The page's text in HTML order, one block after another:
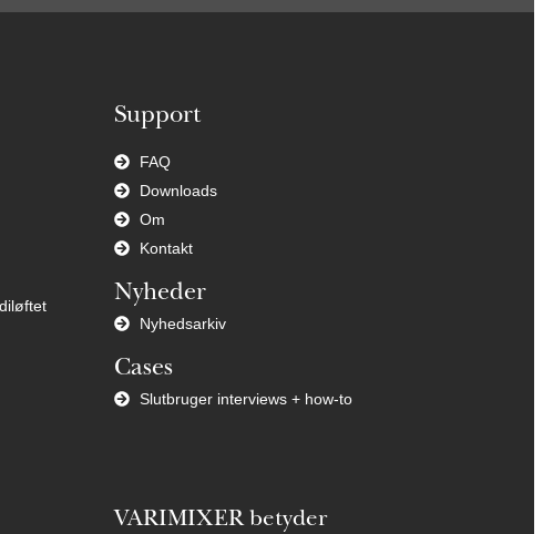
Support
FAQ
Downloads
Om
Kontakt
Nyheder
Nyhedsarkiv
Cases
Slutbruger interviews + how-to
VARIMIXER betyder